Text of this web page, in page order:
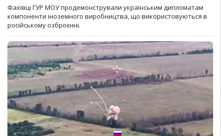
Фахівці ГУР МОУ продемонстрували українським дипломатам
компоненти іноземного виробництва, що використовуються в
російському озброєнні.